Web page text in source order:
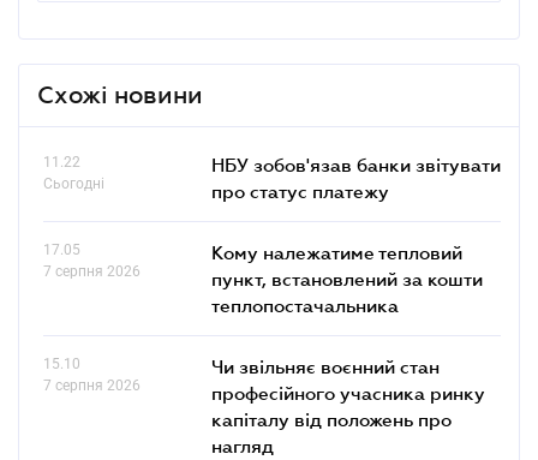
Схожі новини
11.22
Сьогодні
НБУ зобов'язав банки звітувати
про статус платежу
17.05
7 серпня 2026
Кому належатиме тепловий
пункт, встановлений за кошти
теплопостачальника
15.10
7 серпня 2026
Чи звільняє воєнний стан
професійного учасника ринку
капіталу від положень про
нагляд